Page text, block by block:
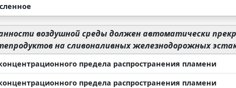
воздушной среды должен автоматически
на сливоналивных железнодорожных
предела распространения пламени
предела распространения пламени